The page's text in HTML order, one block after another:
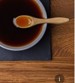
i